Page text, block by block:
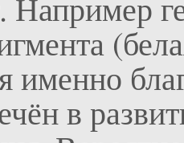
именно
в